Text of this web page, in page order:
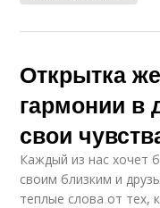
Открытка
гармонии в
свои
Каждый из нас хочет
своим близким и
теплые слова от тех,